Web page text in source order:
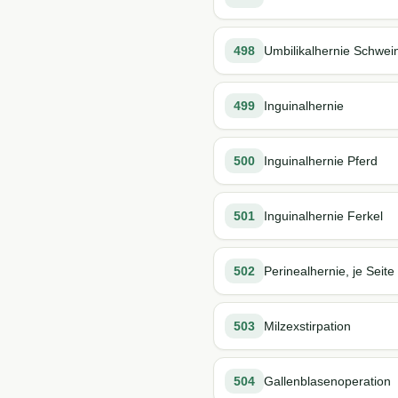
498 Umbilikalhernie
499 Inguinalhernie
500 Inguinalhernie Pferd
501 Inguinalhernie Ferkel
502 Perinealhernie, je Seite
503 Milzexstirpation
504 Gallenblasenoperation